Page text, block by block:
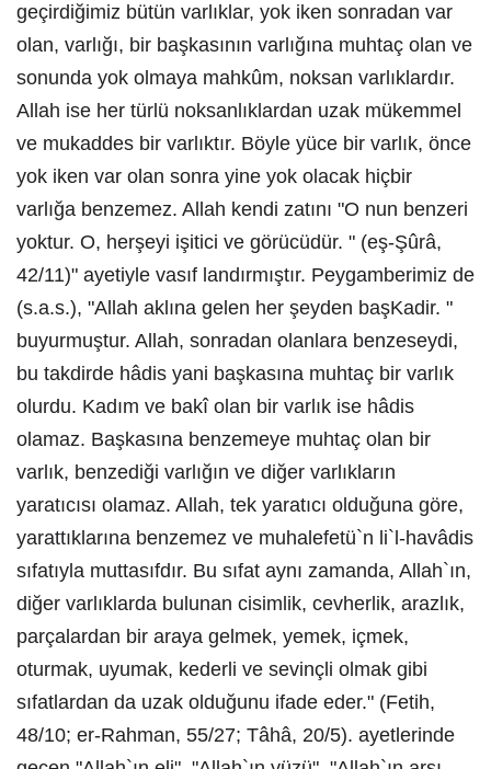
geçirdiğimiz bütün varlıklar, yok iken sonradan var
olan, varlığı, bir başkasının varlığına muhtaç olan ve
sonunda yok olmaya mahkûm, noksan varlıklardır.
Allah ise her türlü noksanlıklardan uzak mükemmel
ve mukaddes bir varlıktır. Böyle yüce bir varlık, önce
yok iken var olan sonra yine yok olacak hiçbir
varlığa benzemez. Allah kendi zatını "O nun benzeri
yoktur. O, herşeyi işitici ve görücüdür. " (eş-Şûrâ,
42/11)" ayetiyle vasıf landırmıştır. Peygamberimiz de
(s.a.s.), "Allah aklına gelen her şeyden başKadir. "
buyurmuştur. Allah, sonradan olanlara benzeseydi,
bu takdirde hâdis yani başkasına muhtaç bir varlık
olurdu. Kadım ve bakî olan bir varlık ise hâdis
olamaz. Başkasına benzemeye muhtaç olan bir
varlık, benzediği varlığın ve diğer varlıkların
yaratıcısı olamaz. Allah, tek yaratıcı olduğuna göre,
yarattıklarına benzemez ve muhalefetü`n li`l-havâdis
sıfatıyla muttasıfdır. Bu sıfat aynı zamanda, Allah`ın,
diğer varlıklarda bulunan cisimlik, cevherlik, arazlık,
parçalardan bir araya gelmek, yemek, içmek,
oturmak, uyumak, kederli ve sevinçli olmak gibi
sıfatlardan da uzak olduğunu ifade eder." (Fetih,
48/10; er-Rahman, 55/27; Tâhâ, 20/5). ayetlerinde